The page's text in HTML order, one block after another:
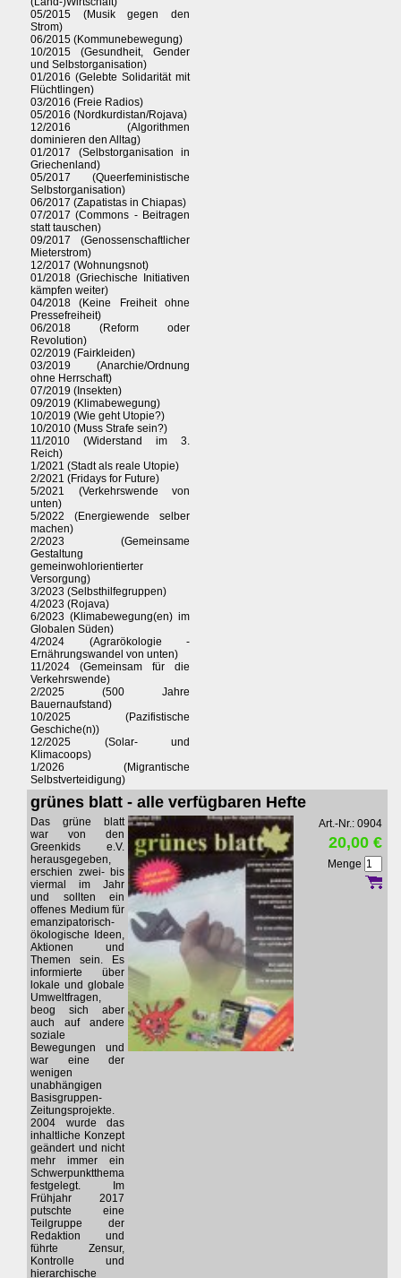
05/2015 (Musik gegen den
Strom)
06/2015 (Kommunebewegung)
10/2015 (Gesundheit, Gender
und Selbstorganisation)
01/2016 (Gelebte Solidarität mit
Flüchtlingen)
03/2016 (Freie Radios)
05/2016 (Nordkurdistan/Rojava)
12/2016 (Algorithmen
dominieren den Alltag)
01/2017 (Selbstorganisation in
Griechenland)
05/2017 (Queerfeministische
Selbstorganisation)
06/2017 (Zapatistas in Chiapas)
07/2017 (Commons - Beitragen
statt tauschen)
09/2017 (Genossenschaftlicher
Mieterstrom)
12/2017 (Wohnungsnot)
01/2018 (Griechische Initiativen
kämpfen weiter)
04/2018 (Keine Freiheit ohne
Pressefreiheit)
06/2018 (Reform oder
Revolution)
02/2019 (Fairkleiden)
03/2019 (Anarchie/Ordnung
ohne Herrschaft)
07/2019 (Insekten)
09/2019 (Klimabewegung)
10/2019 (Wie geht Utopie?)
10/2010 (Muss Strafe sein?)
11/2010 (Widerstand im 3.
Reich)
1/2021 (Stadt als reale Utopie)
2/2021 (Fridays for Future)
5/2021 (Verkehrswende von
unten)
5/2022 (Energiewende selber
machen)
2/2023 (Gemeinsame
Gestaltung
gemeinwohlorientierter
Versorgung)
3/2023 (Selbsthilfegruppen)
4/2023 (Rojava)
6/2023 (Klimabewegung(en) im
Globalen Süden)
4/2024 (Agrarökologie -
Ernährungswandel von unten)
11/2024 (Gemeinsam für die
Verkehrswende)
2/2025 (500 Jahre
Bauernaufstand)
10/2025 (Pazifistische
Geschiche(n))
12/2025 (Solar- und
Klimacoops)
1/2026 (Migrantische
Selbstverteidigung)
grünes blatt - alle verfügbaren Hefte
Das grüne blatt
war von den
Greenkids e.V.
herausgegeben,
erschien zwei- bis
viermal im Jahr
und sollten ein
offenes Medium für
emanzipatorisch-
ökologische Ideen,
Aktionen und
Themen sein. Es
informierte über
lokale und globale
Umweltfragen,
beog sich aber
auch auf andere
soziale
Bewegungen und
war eine der
wenigen
unabhängigen
Basisgruppen-
Zeitungsprojekte.
2004 wurde das
inhaltliche Konzept
geändert und nicht
mehr immer ein
Schwerpunktthema
festgelegt. Im
Frühjahr 2017
putschte eine
Teilgruppe der
Redaktion und
führte Zensur,
Kontrolle und
hierarchische
Art.-Nr.: 0904
20,00 €
Menge